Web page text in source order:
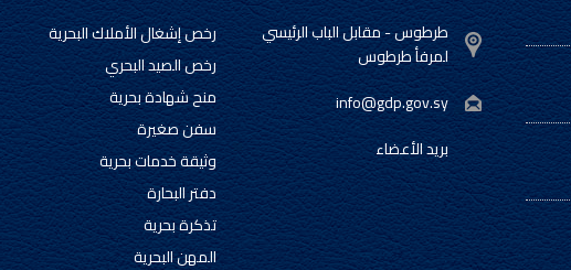
طرطوس - مقابل الباب الرئيسي
لمرفأ طرطوس
info@gdp.gov.sy
بريد الأعضاء
رخص إشغال الأملاك البحرية
رخص الصيد البحري
منح شهادة بحرية
سفن صغيرة
وثيقة خدمات بحرية
دفتر البحارة
تذكرة بحرية
المهن البحرية